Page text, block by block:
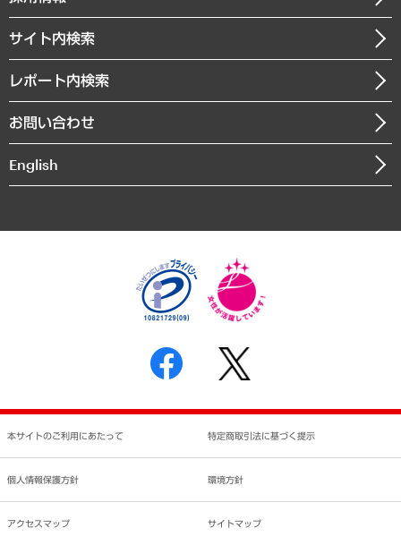
まちづくり・観光・交通・スポーツ・スマートシティ
自然資源・農林水産業・食料システム
受託・受注実績（官公庁関連）
メディア掲載・出演
沿革
組織図・本部部室紹介
インドネシア現地法人
個人情報保護方針
反社会的勢力に対する基本方針
書面による個人情報の開示等の請求の手続きについて
お知らせ
サイト内検索
レポート内検索
お問い合わせ
English
本サイトのご利用にあたって 特定商取引法に基づく提示
個人情報保護方針 環境方針
アクセスマップ サイトマップ